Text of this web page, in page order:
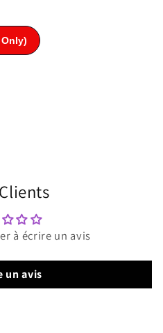
à écrire un avis
un avis